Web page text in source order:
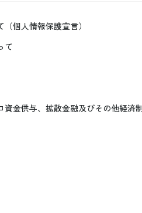
個人情報保護宣言）
て
資金供与、拡散金融及びその他経済